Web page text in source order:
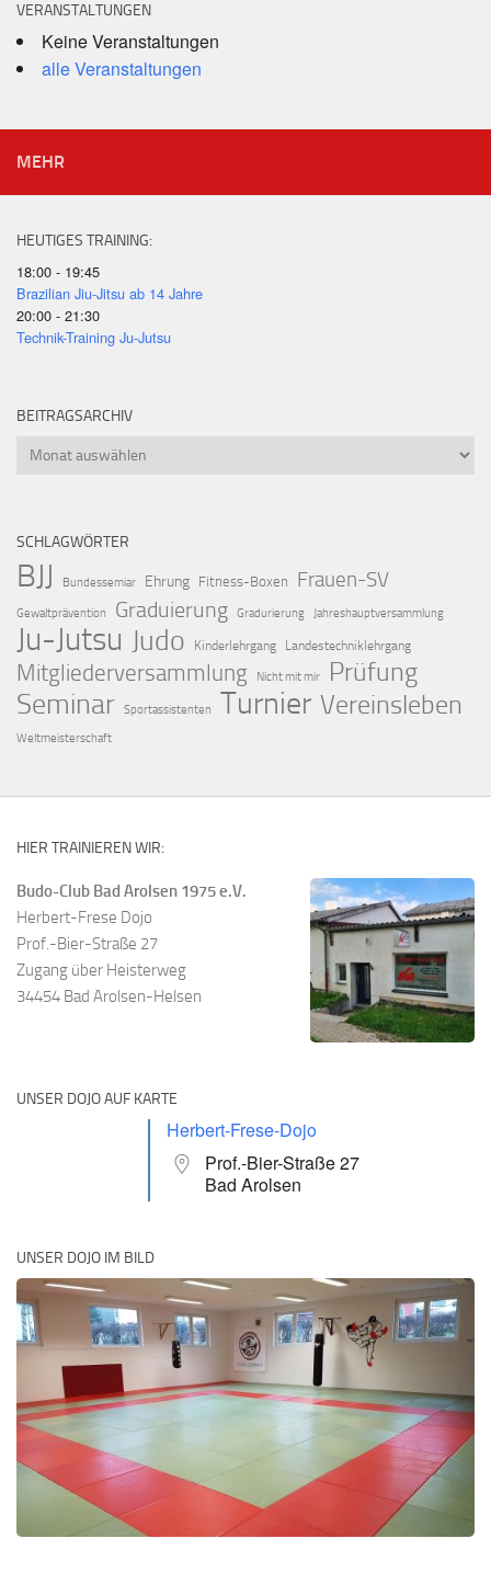
VERANSTALTUNGEN
Keine Veranstaltungen
alle Veranstaltungen
MEHR
HEUTIGES TRAINING:
18:00 - 19:45
Brazilian Jiu-Jitsu ab 14 Jahre
20:00 - 21:30
Technik-Training Ju-Jutsu
BEITRAGSARCHIV
Beitragsarchiv
SCHLAGWÖRTER
BJJ Bundessemiar Ehrung Fitness-Boxen Frauen-SV
Gewaltprävention Graduierung Gradurierung Jahreshauptversammlung
Ju-Jutsu Judo Kinderlehrgang Landestechniklehrgang
Mitgliederversammlung Nicht mit mir Prüfung
Seminar Sportassistenten Turnier Vereinsleben
Weltmeisterschaft
HIER TRAINIEREN WIR:
Budo-Club Bad Arolsen 1975 e.V.
Herbert-Frese Dojo
Prof.-Bier-Straße 27
Zugang über Heisterweg
34454 Bad Arolsen-Helsen
UNSER DOJO AUF KARTE
Herbert-Frese-Dojo
Prof.-Bier-Straße 27
Bad Arolsen
UNSER DOJO IM BILD